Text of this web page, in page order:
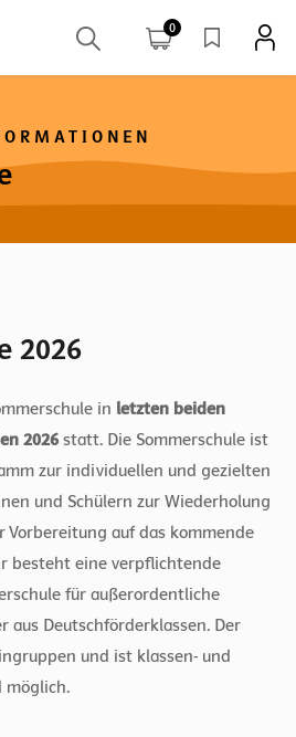
0
2026
in letzten beiden
2026 statt. Die Sommerschule ist
zur individuellen und gezielten
und Schülern zur Wiederholung
Vorbereitung auf das kommende
besteht eine verpflichtende
für außerordentliche
aus Deutschförderklassen. Der
und ist klassen- und
möglich.